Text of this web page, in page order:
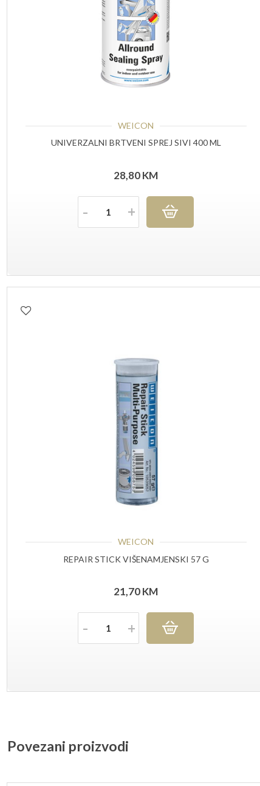
WEICON
UNIVERZALNI BRTVENI SPREJ SIVI 400 ML
28,80KM
Količina
WEICON
REPAIR STICK VIŠENAMJENSKI 57 G
21,70KM
Količina
Povezani proizvodi